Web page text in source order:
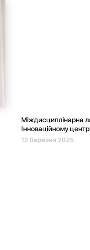
Міждисциплінарна
Інноваційному
12 березня 2025